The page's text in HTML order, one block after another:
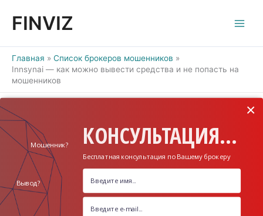
FINVIZ
Главная
Список брокеров мошенников
Innsynai — как можно вывести средства и не попасть на
мошенников
КОНСУЛЬТАЦИЯ...
Бесплатная консультация по Вашему брокеру
Мошенник?
Вывод?
×